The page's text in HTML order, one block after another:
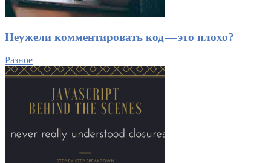
Неужели комментировать код — это плохо?
Разное